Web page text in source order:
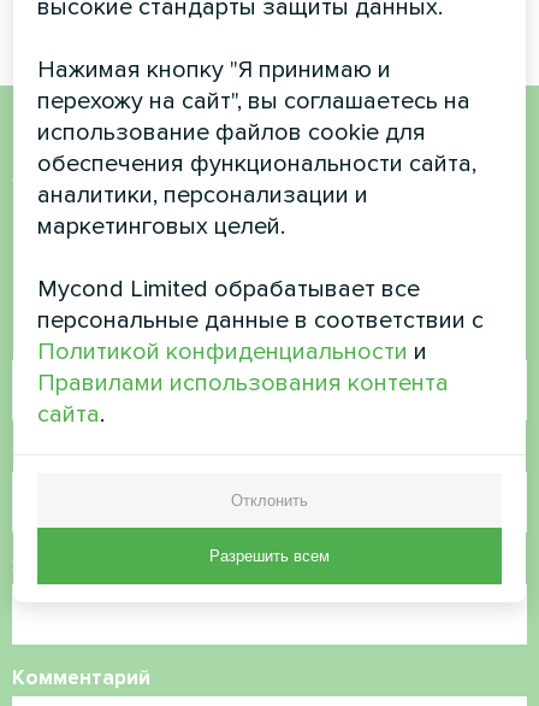
Хотите купить или у вас
есть вопросы?
Свяжитесь с нами, и мы поможем вам
Имя
Электронная почта
Комментарий
высокие стандарты защиты данных.
Нажимая кнопку "Я принимаю и
перехожу на сайт", вы соглашаетесь на
использование файлов cookie для
обеспечения функциональности сайта,
аналитики, персонализации и
маркетинговых целей.
Mycond Limited обрабатывает все
персональные данные в соответствии с
Политикой конфиденциальности и
Правилами использования контента
сайта.
Отклонить
Разрешить всем